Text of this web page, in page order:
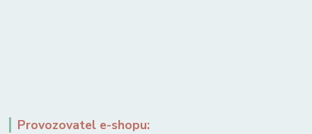
Provozovatel e-shopu: